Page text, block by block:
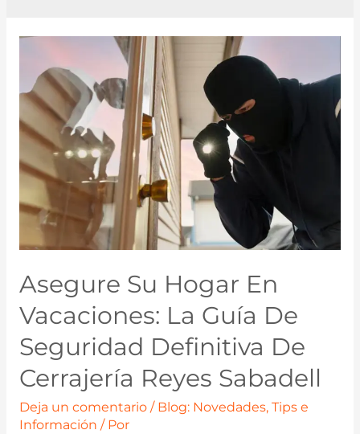
Asegure Su Hogar En
Vacaciones: La Guía De
Seguridad Definitiva De
Cerrajería Reyes Sabadell
Deja un comentario / Blog: Novedades, Tips e
Información / Por